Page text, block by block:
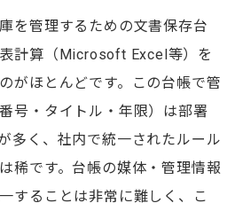
を管理するための文書保存台
計算（Microsoft Excel等）を
がほとんどです。この台帳で管
号・タイトル・年限）は部署
多く、社内で統一されたルール
稀です。台帳の媒体・管理情報
することは非常に難しく、こ